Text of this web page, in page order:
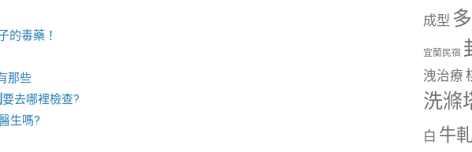
的毒藥！
那些
要去哪裡檢查?
生嗎?
成型
宜蘭民宿
洩治療
洗滌
白 牛